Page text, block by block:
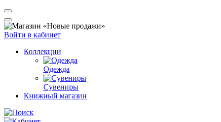
Войти в кабинет
Коллекции
Одежда
Сувениры
Книжный магазин